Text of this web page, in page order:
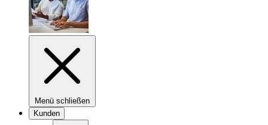
Menü schließen
Kunden